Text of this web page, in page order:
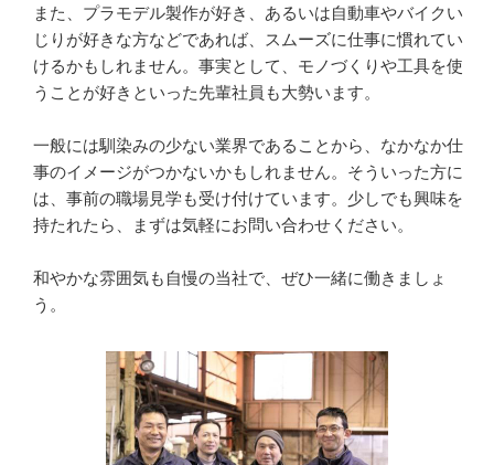
また、プラモデル製作が好き、あるいは自動車やバイクい
じりが好きな方などであれば、スムーズに仕事に慣れてい
けるかもしれません。事実として、モノづくりや工具を使
うことが好きといった先輩社員も大勢います。
一般には馴染みの少ない業界であることから、なかなか仕
事のイメージがつかないかもしれません。そういった方に
は、事前の職場見学も受け付けています。少しでも興味を
持たれたら、まずは気軽にお問い合わせください。
和やかな雰囲気も自慢の当社で、ぜひ一緒に働きましょ
う。